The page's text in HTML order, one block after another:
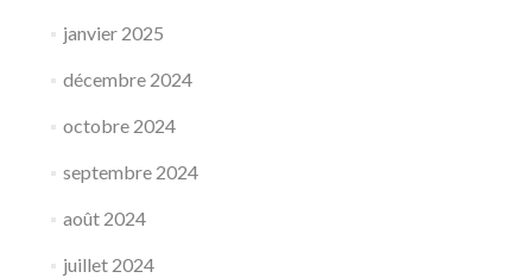
janvier 2025
décembre 2024
octobre 2024
septembre 2024
août 2024
juillet 2024